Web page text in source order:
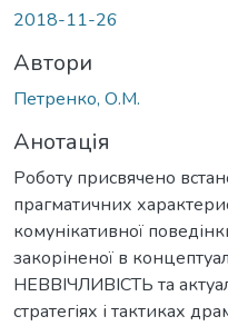
2018-11-26
Автори
Петренко, О.М.
Анотація
Роботу присвячено
прагматичних
комунікативної
закоріненої в
НЕВВІЧЛИВІСТЬ та
стратегіях і тактиках